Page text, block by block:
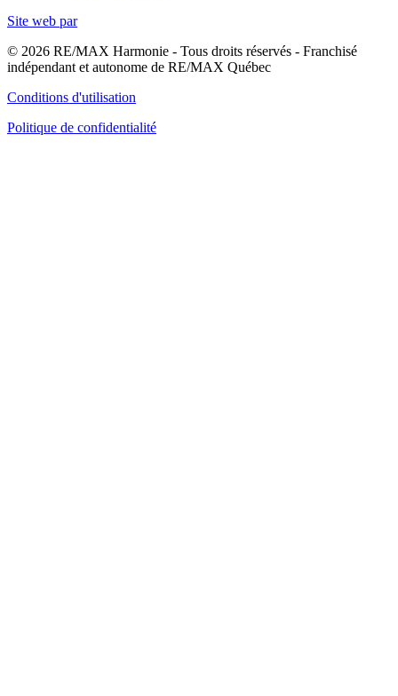
Site web par
© 2026 RE/MAX Harmonie - Tous droits réservés - Franchisé
indépendant et autonome de RE/MAX Québec
Conditions d'utilisation
Politique de confidentialité